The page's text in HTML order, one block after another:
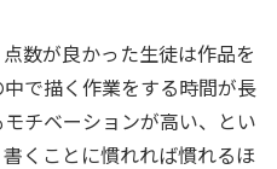
数が良かった生徒は作品を
で描く作業をする時間が長
チベーションが高い、とい
くことに慣れれば慣れるほ